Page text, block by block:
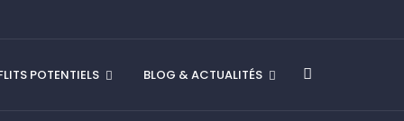
POTENTIELS BLOG & ACTUALITÉS